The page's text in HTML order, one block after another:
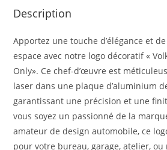
Description
Apportez une touche d’élégance et
espace avec notre logo décoratif «
Only». Ce chef-d’œuvre est
laser dans une plaque d’aluminium
garantissant une précision et une
vous soyez un passionné de la
amateur de design automobile, ce
pour votre bureau, garage, atelier, ou